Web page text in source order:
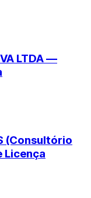
LTDA —
(Consultório
Licença